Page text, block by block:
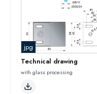
jpg
Technical drawing
with glass processing